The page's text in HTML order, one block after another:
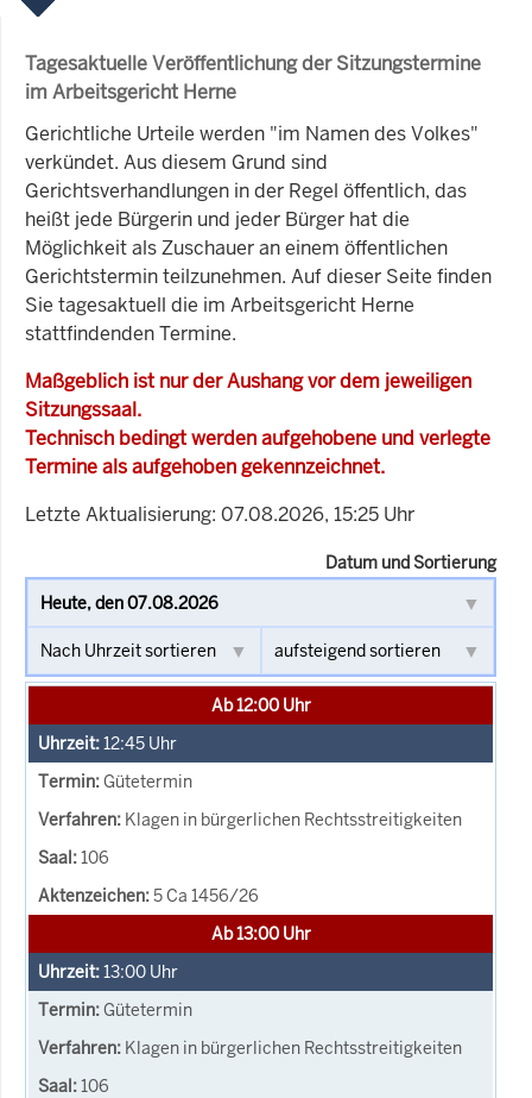
Tagesaktuelle Veröffentlichung der Sitzungstermine
im Arbeitsgericht Herne
Gerichtliche Urteile werden "im Namen des Volkes"
verkündet. Aus diesem Grund sind
Gerichtsverhandlungen in der Regel öffentlich, das
heißt jede Bürgerin und jeder Bürger hat die
Möglichkeit als Zuschauer an einem öffentlichen
Gerichtstermin teilzunehmen. Auf dieser Seite finden
Sie tagesaktuell die im Arbeitsgericht Herne
stattfindenden Termine.
Maßgeblich ist nur der Aushang vor dem jeweiligen
Sitzungssaal.
Technisch bedingt werden aufgehobene und verlegte
Termine als aufgehoben gekennzeichnet.
Letzte Aktualisierung: 07.08.2026, 15:25 Uhr
Datum und Sortierung
Ab 12:00 Uhr
12:45 Uhr
Gütetermin
Klagen in bürgerlichen Rechtsstreitigkeiten
106
5 Ca 1456/26
Ab 13:00 Uhr
13:00 Uhr
Gütetermin
Klagen in bürgerlichen Rechtsstreitigkeiten
106